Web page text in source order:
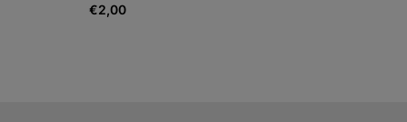
€2,00